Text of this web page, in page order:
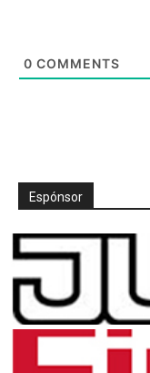
0 COMMENTS
Espónsor